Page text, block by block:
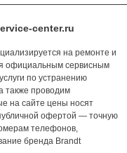
center.ru
на ремонте и
официальным сервисным
по устранению
также проводим
на сайте цены носят
офертой — точную
телефонов,
бренда Brandt